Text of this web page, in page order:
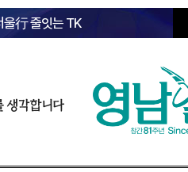
울行 줄잇는 TK
생각합니다